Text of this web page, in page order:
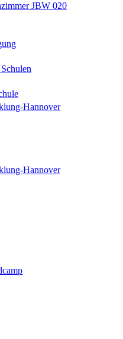
JBW 020
Hannover
Hannover